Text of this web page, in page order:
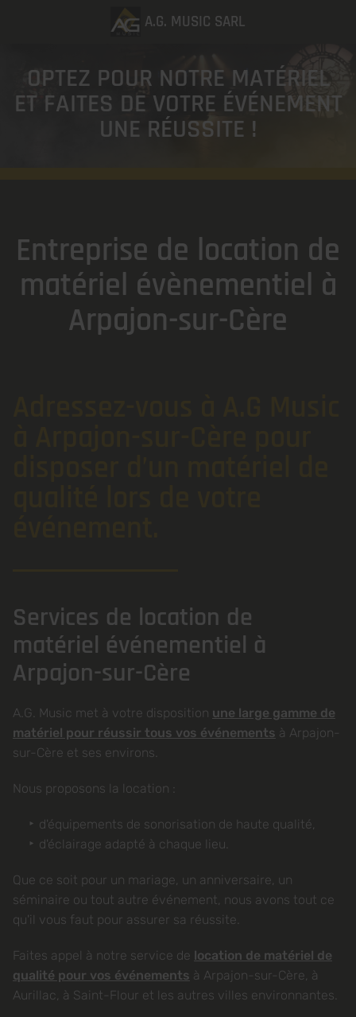
OPTEZ POUR NOTRE MATÉRIEL
ET FAITES DE VOTRE ÉVÉNEMENT
UNE RÉUSSITE !
Entreprise de location de
matériel évènementiel à
Arpajon-sur-Cère
Services de location de
matériel événementiel à
Arpajon-sur-Cère
A.G. Music met à votre disposition une large gamme de
matériel pour réussir tous vos événements à Arpajon-
sur-Cère et ses environs.
Nous proposons la location :
d'équipements de sonorisation de haute qualité,
d'éclairage adapté à chaque lieu.
Que ce soit pour un mariage, un anniversaire, un
séminaire ou tout autre événement, nous avons tout ce
qu'il vous faut pour assurer sa réussite.
Faites appel à notre service de location de matériel de
qualité pour vos événements à Arpajon-sur-Cère, à
Aurillac, à Saint-Flour et les autres villes environnantes.
A.G. MUSIC SARL